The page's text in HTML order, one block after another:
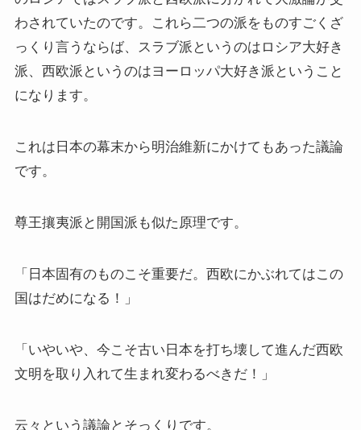
マルクスは宗教的な現象か
おすすめマルクス・エンゲルス伝記
ディストピア・SF小説から考える現代社会
三島由紀夫と日本文学
わされていたのです。これら二つの派をものすごくざ
っくり言うならば、スラブ派というのはロシア大好き
派、西欧派というのはヨーロッパ大好き派ということ
になります。
これは日本の幕末から明治維新にかけてもあった議論
です。
尊王攘夷派と開国派も似た原理です。
「日本固有のものこそ重要だ。西欧にかぶれてはこの
国はだめになる！」
「いやいや、今こそ古い日本を打ち壊して進んだ西欧
文明を取り入れて生まれ変わるべきだ！」
云々という議論とそっくりです。